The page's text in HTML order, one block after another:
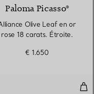
Paloma Picasso®
Olive Leaf en or
rose 18 carats. Étroite.
€ 1.650